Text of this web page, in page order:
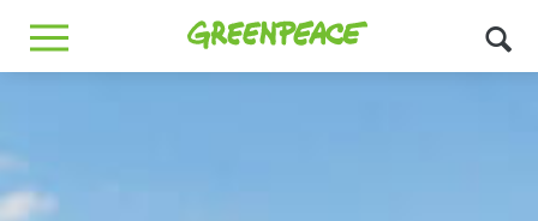
Greenpeace
MENU